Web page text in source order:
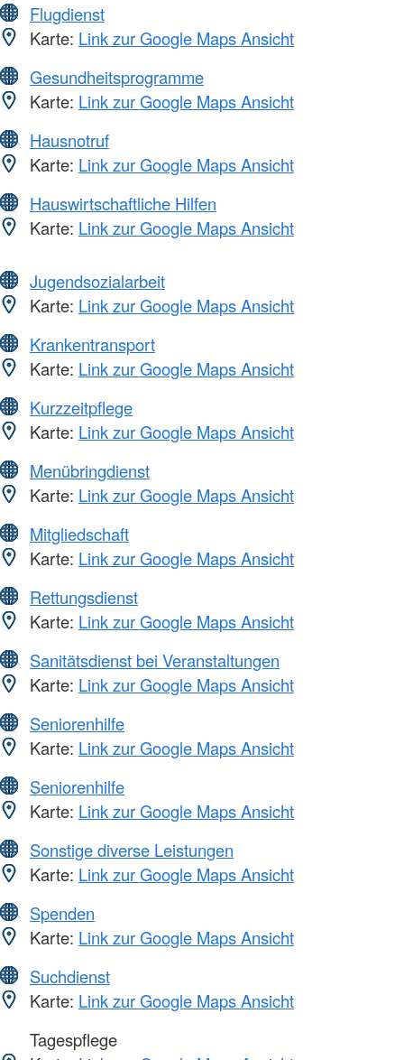
Flugdienst
Karte: Link zur Google Maps Ansicht
Gesundheitsprogramme
Karte: Link zur Google Maps Ansicht
Hausnotruf
Karte: Link zur Google Maps Ansicht
Hauswirtschaftliche Hilfen
Karte: Link zur Google Maps Ansicht
Jugendsozialarbeit
Karte: Link zur Google Maps Ansicht
Krankentransport
Karte: Link zur Google Maps Ansicht
Kurzzeitpflege
Karte: Link zur Google Maps Ansicht
Menübringdienst
Karte: Link zur Google Maps Ansicht
Mitgliedschaft
Karte: Link zur Google Maps Ansicht
Rettungsdienst
Karte: Link zur Google Maps Ansicht
Sanitätsdienst bei Veranstaltungen
Karte: Link zur Google Maps Ansicht
Seniorenhilfe
Karte: Link zur Google Maps Ansicht
Seniorenhilfe
Karte: Link zur Google Maps Ansicht
Sonstige diverse Leistungen
Karte: Link zur Google Maps Ansicht
Spenden
Karte: Link zur Google Maps Ansicht
Suchdienst
Karte: Link zur Google Maps Ansicht
Tagespflege